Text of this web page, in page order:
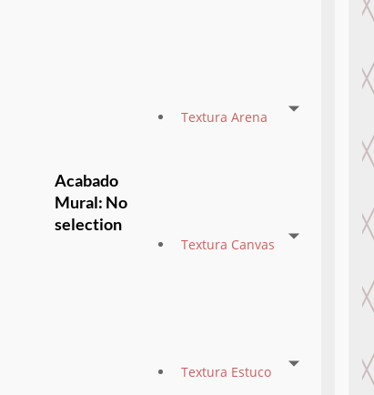
Acabado
Mural: No
selection
Textura Arena
Textura Canvas
Textura Estuco